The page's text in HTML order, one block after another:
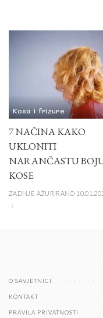
Kosa i frizure
7 NAČINA KAKO
UKLONITI
NARANČASTU
KOSE
ZADNJE AŽURIRANO
O SAVJETNICI
KONTAKT
PRAVILA PRIVATNOSTI